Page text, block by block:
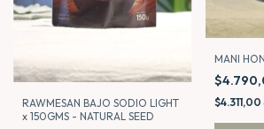
RAWMESAN BAJO SODIO LIGHT
x 150GMS - NATURAL SEED
MANI
$4.311,00